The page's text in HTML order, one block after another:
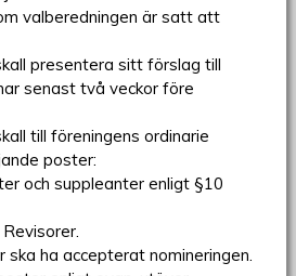
valberedningen är satt att
presentera sitt förslag till
senast två veckor före
till föreningens ordinarie
poster:
och suppleanter enligt §10
ska ha accepterat nomineringen.